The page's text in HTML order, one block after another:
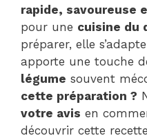
rapide, savoureuse
pour une cuisine du
préparer, elle
apporte une touche
légume souvent
cette préparation ?
votre avis en
découvrir cette